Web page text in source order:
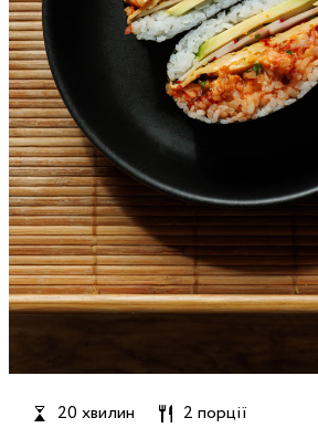
20 хвилин 2 порції